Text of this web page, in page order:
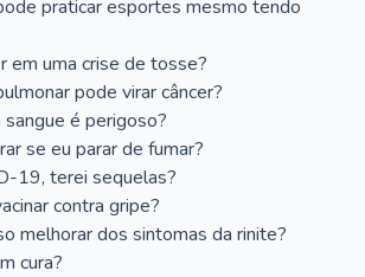
praticar esportes mesmo tendo
em uma crise de tosse?
pode virar câncer?
é perigoso?
se eu parar de fumar?
19, terei sequelas?
contra gripe?
melhorar dos sintomas da rinite?
cura?